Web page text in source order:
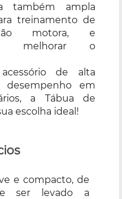
também ampla
treinamento de
motora, e
melhorar o
de alta
desempenho em
a Tábua de
escolha ideal!
e compacto, de
ser levado a